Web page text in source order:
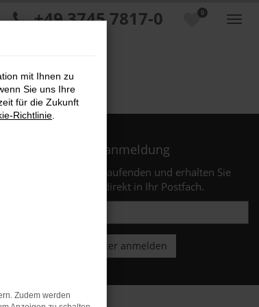
0
+49 3745 7817-0
Newsletteranmeldung
Sie stets auf dem Laufenden und erhalten Sie
Benachrichtigungen direkt in Ihr Postfach.
mit Ihnen zu
Sie uns Ihre
für die Zukunft
Richtlinie
Zudem werden